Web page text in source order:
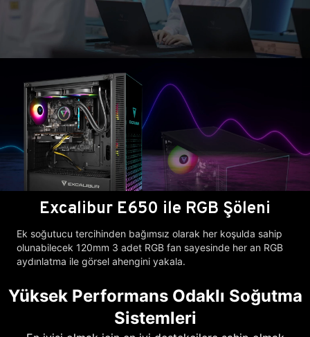
Excalibur E650 ile RGB Şöleni
Ek soğutucu tercihinden bağımsız olarak her koşulda sahip
olunabilecek 120mm 3 adet RGB fan sayesinde her an RGB
aydınlatma ile görsel ahengini yakala.
Yüksek Performans Odaklı Soğutma
Sistemleri